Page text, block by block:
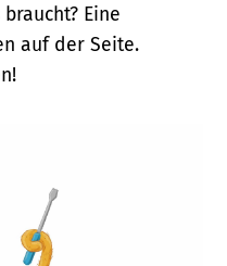
Eine
auf der Seite.